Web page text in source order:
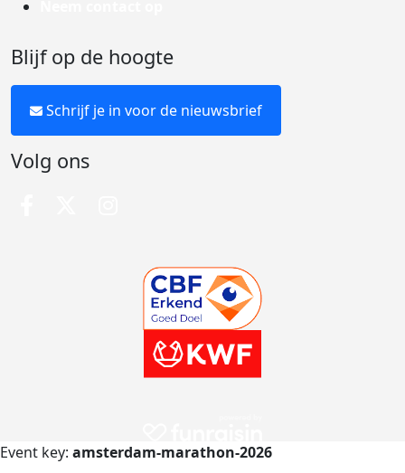
Blijf op de hoogte
Schrijf je in voor de nieuwsbrief
Volg ons
Event key: amsterdam-marathon-2026